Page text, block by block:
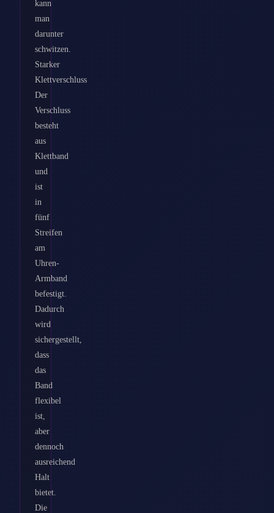
kann
man
darunter
schwitzen.
Starker
Klettverschluss
Der
Verschluss
besteht
aus
Klettband
und
ist
in
fünf
Streifen
am
Uhren-
Armband
befestigt.
Dadurch
wird
sichergestellt,
dass
das
Band
flexibel
ist,
aber
dennoch
ausreichend
Halt
bietet.
Die